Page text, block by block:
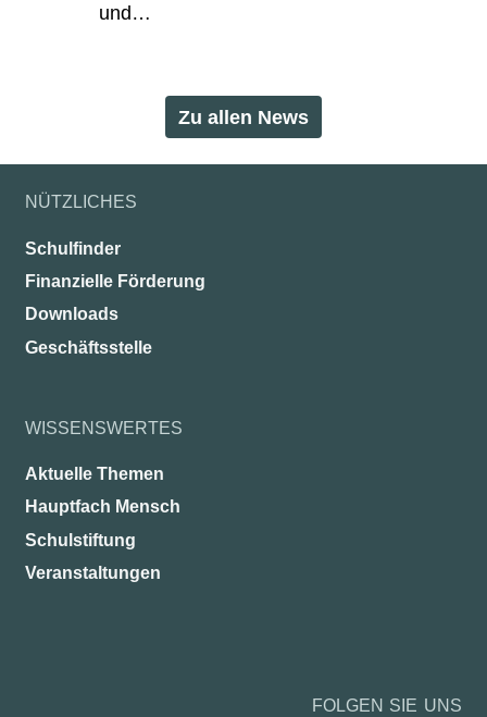
und…
Zu allen News
NÜTZLICHES
Schulfinder
Finanzielle Förderung
Downloads
Geschäftsstelle
WISSENSWERTES
Aktuelle Themen
Hauptfach Mensch
Schulstiftung
Veranstaltungen
FOLGEN SIE UNS